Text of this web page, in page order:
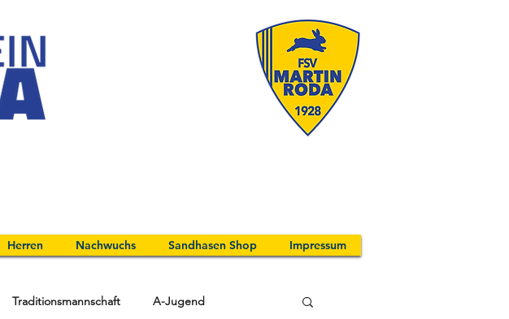
Herren Nachwuchs Sandhasen Shop Impressum
Traditionsmannschaft A-Jugend